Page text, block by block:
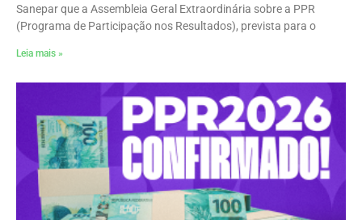
Sanepar que a Assembleia Geral Extraordinária sobre a PPR
(Programa de Participação nos Resultados), prevista para o
Leia mais »